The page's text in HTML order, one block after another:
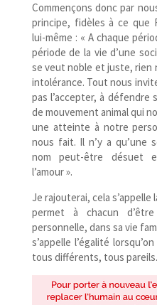
Commençons donc par
principe, fidèles à ce que
lui-​même : « A chaque
période de la vie d’une
se veut noble et juste, rien
intolérance. Tout nous
pas l’accepter, à défendre
de mouvement animal qui
une atteinte à notre
nous fait. Il n’y a qu’une
nom peut-​être désuet
l’amour ».
Je rajouterai, cela
permet à chacun
personnelle, dans sa vie
s’appelle l’égalité
tous différents, tous pareils.